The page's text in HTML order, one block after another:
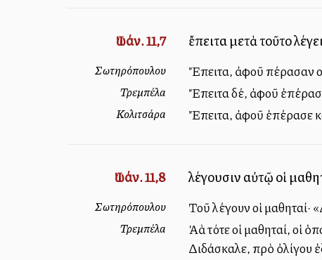
Ἰωάν. 11,7 ἔπειτα μετὰ τοῦτο
Σωτηρόπουλου Ἔπειτα, ἀφοῦ πέρασαν
Τρεμπέλα Ἔπειτα δέ, ἀφοῦ
Κολιτσάρα Ἔπειτα, ἀφοῦ ἐπέρασε
Ἰωάν. 11,8 λέγουσιν αὐτῷ οἱ
Σωτηρόπουλου Τοῦ λέγουν οἱ μαθηταί·
Τρεμπέλα
Ἀλλὰ τότε οἱ μαθηταί,
Διδάσκαλε, πρὸ ὀλίγου